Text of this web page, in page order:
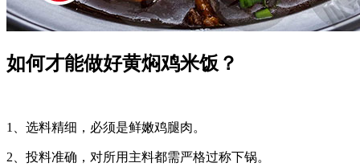
如何才能做好黄焖鸡米饭？
1、选料精细，必须是鲜嫩鸡腿肉。
2、投料准确，对所用主料都需严格过称下锅。